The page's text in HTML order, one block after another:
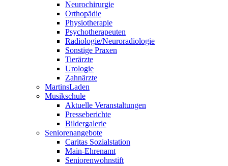
Neurochirurgie
Orthopädie
Physiotherapie
Psychotherapeuten
Radiologie/Neuroradiologie
Sonstige Praxen
Tierärzte
Urologie
Zahnärzte
MartinsLaden
Musikschule
Aktuelle Veranstaltungen
Presseberichte
Bildergalerie
Seniorenangebote
Caritas Sozialstation
Main-Ehrenamt
Seniorenwohnstift